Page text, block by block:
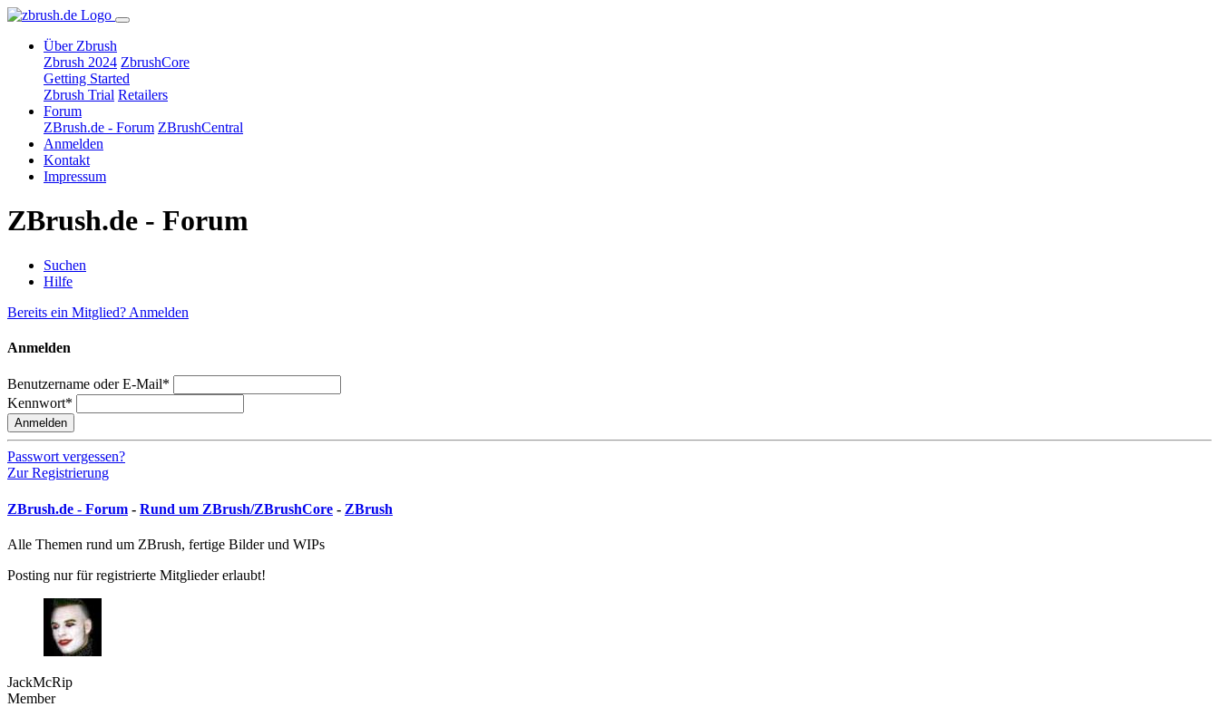
Über Zbrush
Zbrush 2024 ZbrushCore
Getting Started
Zbrush Trial Retailers
Forum
ZBrush.de - Forum ZBrushCentral
Anmelden
Kontakt
Impressum
ZBrush.de - Forum
Suchen
Hilfe
Bereits ein Mitglied? Anmelden
Anmelden
Benutzername oder E-Mail*
Kennwort*
Anmelden
Passwort vergessen?
Zur Registrierung
ZBrush.de - Forum - Rund um ZBrush/ZBrushCore - ZBrush
Alle Themen rund um ZBrush, fertige Bilder und WIPs
Posting nur für registrierte Mitglieder erlaubt!
JackMcRip
Member